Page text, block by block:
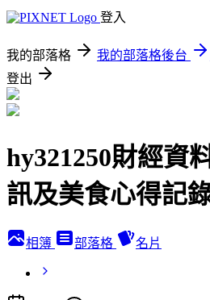
登入
我的部落格 我的部落格後台
登出
hy321250財經資
訊及美食心得記
相簿 部落格 名片